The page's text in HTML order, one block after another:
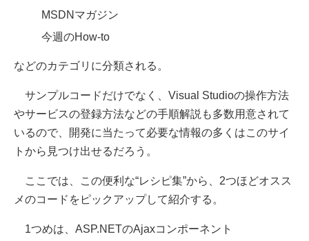
MSDNマガジン
今週のHow-to
などのカテゴリに分類される。
サンプルコードだけでなく、Visual Studioの操作方法
やサービスの登録方法などの手順解説も多数用意されて
いるので、開発に当たって必要な情報の多くはこのサイ
トから見つけ出せるだろう。
ここでは、この便利な“レシピ集”から、2つほどオスス
メのコードをピックアップして紹介する。
1つめは、ASP.NETのAjaxコンポーネント